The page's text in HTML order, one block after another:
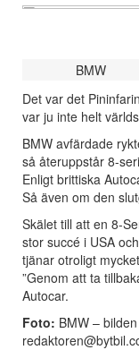
BMW
Det var det
var ju inte helt
BMW avfärdade
så återuppstår 8-
Enligt brittiska
Så även om den
Skälet till att en 8-
stor succé i USA
tjänar otroligt
”Genom att ta
Autocar.
Foto: BMW –